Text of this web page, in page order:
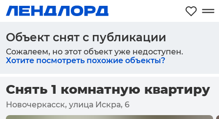
Объект снят с публикации
Сожалеем, но этот объект уже недоступен.
Хотите посмотреть похожие объекты?
Снять 1 комнатную квартиру
Новочеркасск, улица Искра, 6